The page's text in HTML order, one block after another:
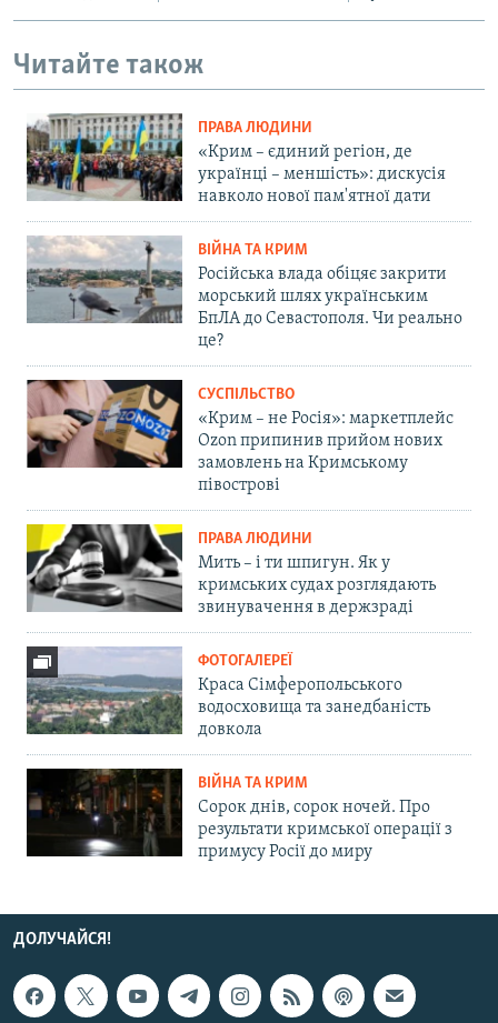
Читайте також
ПРАВА ЛЮДИНИ
«Крим – єдиний регіон, де
українці – меншість»: дискусія
навколо нової пам'ятної дати
ВІЙНА ТА КРИМ
Російська влада обіцяє закрити
морський шлях українським
БпЛА до Севастополя. Чи реально
це?
СУСПІЛЬСТВО
«Крим – не Росія»: маркетплейс
Ozon припинив прийом нових
замовлень на Кримському
півострові
ПРАВА ЛЮДИНИ
Мить – і ти шпигун. Як у
кримських судах розглядають
звинувачення в держзраді
ФОТОГАЛЕРЕЇ
Краса Сімферопольського
водосховища та занедбаність
довкола
ВІЙНА ТА КРИМ
Сорок днів, сорок ночей. Про
результати кримської операції з
примусу Росії до миру
ДОЛУЧАЙСЯ!